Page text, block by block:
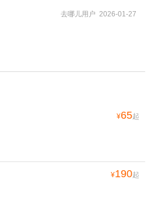
去哪儿用户 2026-01-27
¥65起
¥190起